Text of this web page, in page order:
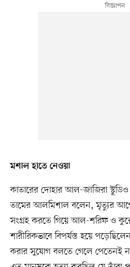
মশাল হাতে নেওয়া
কাতারের দোহার আল-জাজিরা
তামের আলমিশাল বলেন, মৃত্যুর আগে
সংগ্রহ করতে গিয়ে আল-শরিফ ও
শারীরিকভাবে বিপর্যস্ত হয়ে
করার সুযোগ বলতে গেলে পেতেনই